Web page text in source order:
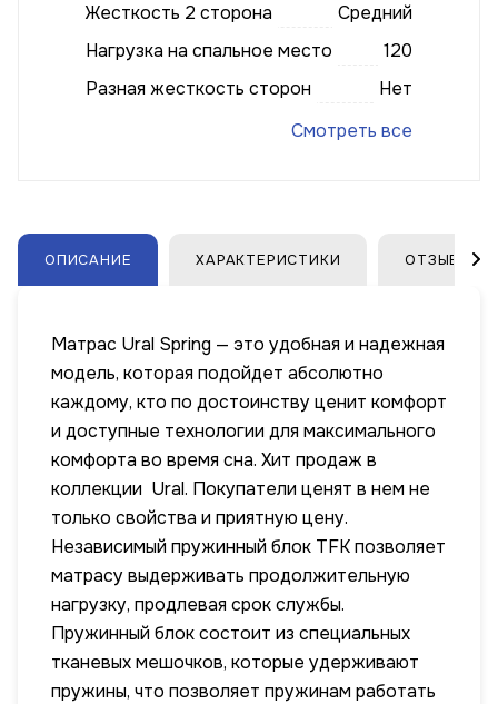
Жесткость 2 сторона
Средний
Нагрузка на спальное место
120
Разная жесткость сторон
Нет
Смотреть все
ОПИСАНИЕ ХАРАКТЕРИСТИКИ ОТЗЫВЫ
Матрас Ural Spring — это удобная и надежная
модель, которая подойдет абсолютно
каждому, кто по достоинству ценит комфорт
и доступные технологии для максимального
комфорта во время сна. Хит продаж в
коллекции Ural. Покупатели ценят в нем не
только свойства и приятную цену.
Независимый пружинный блок TFK позволяет
матрасу выдерживать продолжительную
нагрузку, продлевая срок службы.
Пружинный блок состоит из специальных
тканевых мешочков, которые удерживают
пружины, что позволяет пружинам работать